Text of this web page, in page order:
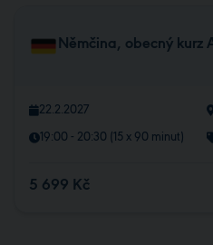
Němčina, obecný kurz
22.2.2027
19:00 - 20:30 (15 x 90 minut)
5 699 Kč